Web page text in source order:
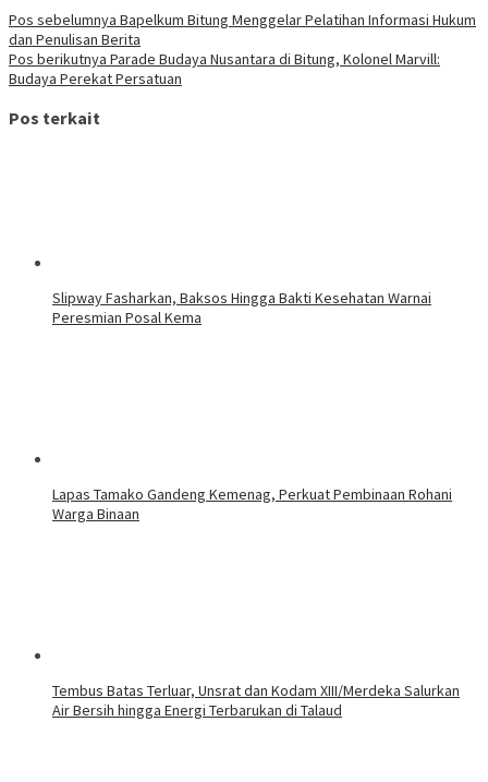
Pos sebelumnya Bapelkum Bitung Menggelar Pelatihan Informasi Hukum
dan Penulisan Berita
Pos berikutnya Parade Budaya Nusantara di Bitung, Kolonel Marvill:
Budaya Perekat Persatuan
Pos terkait
Slipway Fasharkan, Baksos Hingga Bakti Kesehatan Warnai
Peresmian Posal Kema
Lapas Tamako Gandeng Kemenag, Perkuat Pembinaan Rohani
Warga Binaan
Tembus Batas Terluar, Unsrat dan Kodam XIII/Merdeka Salurkan
Air Bersih hingga Energi Terbarukan di Talaud